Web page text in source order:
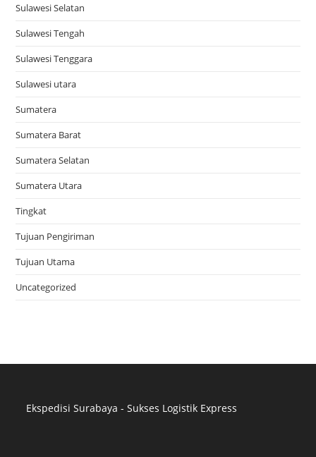
Sulawesi Selatan
Sulawesi Tengah
Sulawesi Tenggara
Sulawesi utara
Sumatera
Sumatera Barat
Sumatera Selatan
Sumatera Utara
Tingkat
Tujuan Pengiriman
Tujuan Utama
Uncategorized
Ekspedisi Surabaya - Sukses Logistik Express